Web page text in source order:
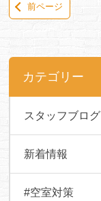
前ページ
カテゴリー
スタッフブログ
新着情報
#空室対策